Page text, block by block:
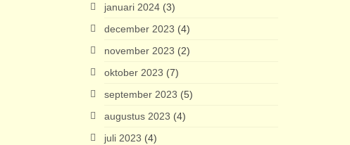
januari 2024(3)
december 2023 (4)
november 2023 (2)
oktober 2023 (7)
september 2023 (5)
augustus 2023 (4)
juli 2023 (4)